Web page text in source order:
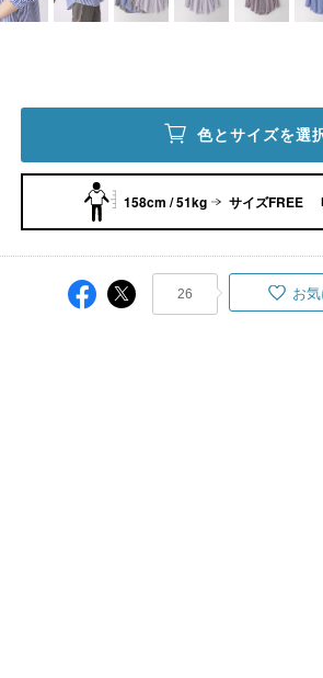
色とサイズを選
158cm / 51kg サイズFREE
26 お